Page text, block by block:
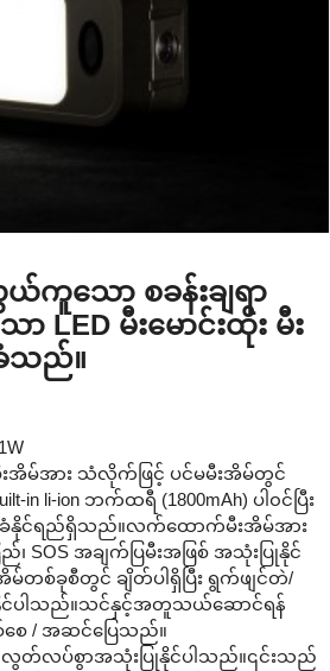
သော စခန်းချရာ
ာ LED မီးမောင်းထိုး မီး
သည်။
အိမ်အား သံလိုက်ဖြင့် ပင်မမီးအိမ်တွင်
li-ion ဘက်ထရီ (1800mAh) ပါ၀င်ပြီး
ခံနိုင်ရည်ရှိသည်။လက်ထောက်မီးအိမ်အား
ြည်၊ SOS အချက်ပြမီးအဖြစ် အသုံးပြုနိုင်
စ်ခုစီတွင် ချိတ်ပါရှိပြီး ရွက်ဖျင်တဲ/
င်ပါသည်။သင်နှင့်အတူသယ်ဆောင်ရန်
/ အဆင်ပြေသည်။
လွတ်လပ်စွာအသုံးပြုနိုင်ပါသည်။၎င်းသည်